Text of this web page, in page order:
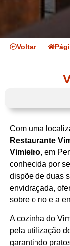
Voltar
Com uma
Restaurante
Vimieiro, em
conhecida por
dispõe de duas
envidraçada,
sobre o rio e a
A cozinha do
pela utilização
garantindo
Website
Facebook
Instagram
Centro
Região de
Penacova
Praia Fluvial
Portugal,
Cozinha
Javali